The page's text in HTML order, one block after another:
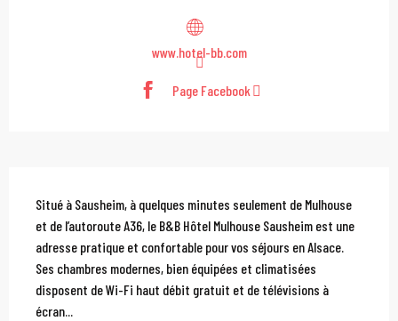
www.hotel-bb.com
Page Facebook
Description
Situé à Sausheim, à quelques minutes seulement de Mulhouse
et de l’autoroute A36, le B&B Hôtel Mulhouse Sausheim est une
adresse pratique et confortable pour vos séjours en Alsace.
Ses chambres modernes, bien équipées et climatisées
disposent de Wi-Fi haut débit gratuit et de télévisions à
écran...